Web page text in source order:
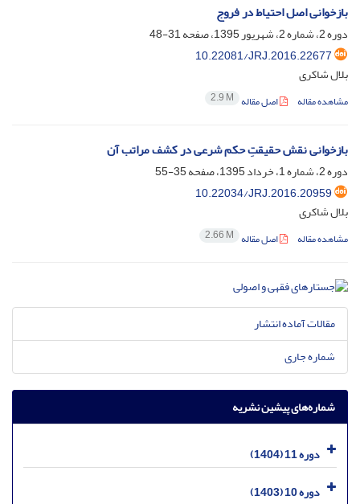
بازخوانی اصل احتیاط در فروج
دوره 2، شماره 2، شهریور 1395، صفحه
31-48
10.22081/JRJ.2016.22677
بلال شاکری
مشاهده مقاله اصل مقاله 2.9 M
بازخوانی نقش حقیقتِ حکم شرعی در کشف مراتب آن
دوره 2، شماره 1، خرداد 1395، صفحه
35-55
10.22034/JRJ.2016.20959
بلال شاکری
مشاهده مقاله اصل مقاله 2.66 M
مقالات آماده انتشار
شماره جاری
شماره‌های پیشین نشریه
دوره 11 (1404)
دوره 10 (1403)